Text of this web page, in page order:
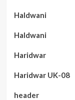
Haldwani
Haldwani
Haridwar
Haridwar UK-08
header